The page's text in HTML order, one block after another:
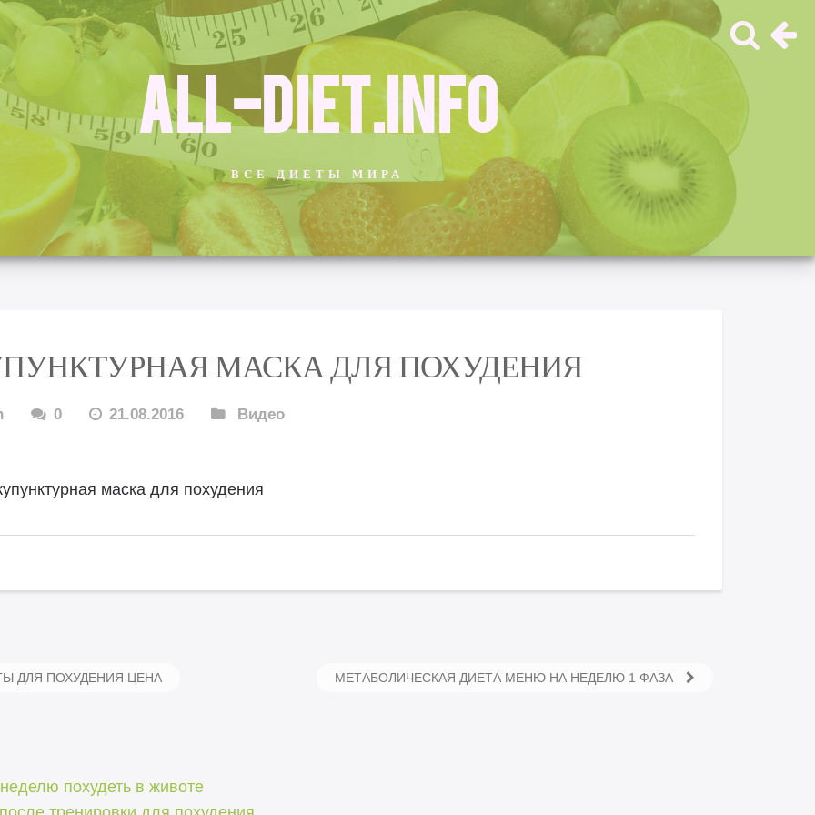
ALL-DIET.INFO
ВСЕ ДИЕТЫ МИРА
МАСКА ДЛЯ ПОХУДЕНИЯ
0 21.08.2016 Видео
маска для похудения
ДЛЯ ПОХУДЕНИЯ ЦЕНА МЕТАБОЛИЧЕСКАЯ ДИЕТА МЕНЮ НА НЕДЕЛЮ 1 ФАЗА
похудеть в животе